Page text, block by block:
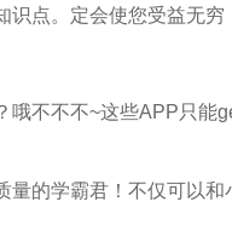
点。定会使您受益无穷
哦不不不~这些APP只能
量的学霸君！不仅可以